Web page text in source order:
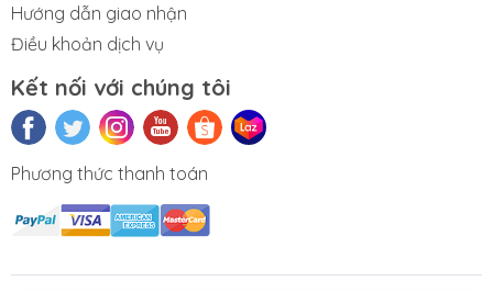
nghiệp
Hướng dẫn giao nhận
Điều khoản dịch vụ
Kết nối với chúng tôi
Phương thức thanh toán